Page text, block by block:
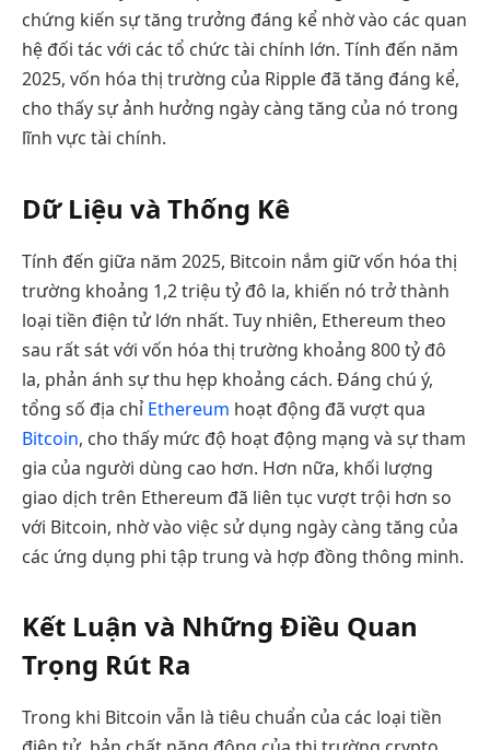
chứng kiến sự tăng trưởng đáng kể nhờ vào các quan
hệ đối tác với các tổ chức tài chính lớn. Tính đến năm
2025, vốn hóa thị trường của Ripple đã tăng đáng kể,
cho thấy sự ảnh hưởng ngày càng tăng của nó trong
lĩnh vực tài chính.
Dữ Liệu và Thống Kê
Tính đến giữa năm 2025, Bitcoin nắm giữ vốn hóa thị
trường khoảng 1,2 triệu tỷ đô la, khiến nó trở thành
loại tiền điện tử lớn nhất. Tuy nhiên, Ethereum theo
sau rất sát với vốn hóa thị trường khoảng 800 tỷ đô
la, phản ánh sự thu hẹp khoảng cách. Đáng chú ý,
tổng số địa chỉ Ethereum hoạt động đã vượt qua
Bitcoin, cho thấy mức độ hoạt động mạng và sự tham
gia của người dùng cao hơn. Hơn nữa, khối lượng
giao dịch trên Ethereum đã liên tục vượt trội hơn so
với Bitcoin, nhờ vào việc sử dụng ngày càng tăng của
các ứng dụng phi tập trung và hợp đồng thông minh.
Kết Luận và Những Điều Quan
Trọng Rút Ra
Trong khi Bitcoin vẫn là tiêu chuẩn của các loại tiền